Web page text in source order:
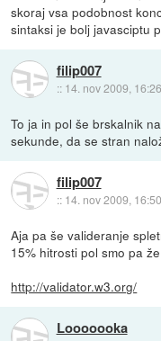
skoraj vsa podobnost
sintaksi je bolj javasciptu
filip007
:: 14. nov 2009, 16:26
To ja in pol še brskalnik
sekunde, da se stran
filip007
:: 14. nov 2009, 16:50
Aja pa še valideranje
15% hitrosti pol smo pa
http://validator.w3.org/
Looooooka